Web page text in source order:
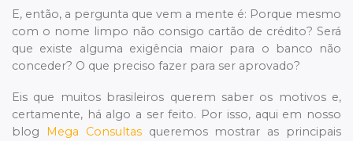
E, então, a pergunta que vem a mente é: Porque mesmo
com o nome limpo não consigo cartão de crédito? Será
que existe alguma exigência maior para o banco não
conceder? O que preciso fazer para ser aprovado?
Eis que muitos brasileiros querem saber os motivos e,
certamente, há algo a ser feito. Por isso, aqui em nosso
blog Mega Consultasqueremos mostrar as principais